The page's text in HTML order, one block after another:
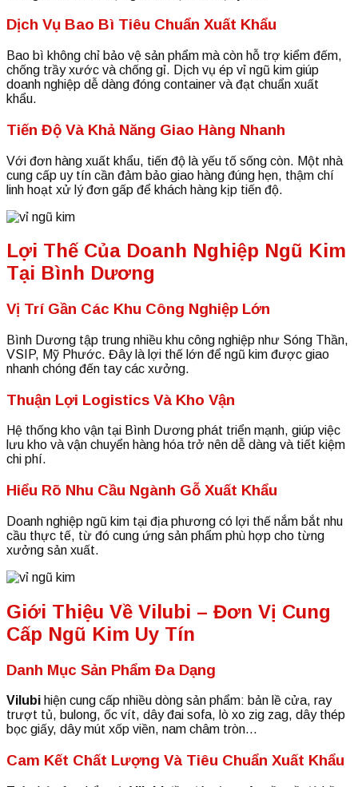
Dịch Vụ Bao Bì Tiêu Chuẩn Xuất Khẩu
Bao bì không chỉ bảo vệ sản phẩm mà còn hỗ trợ kiểm đếm,
chống trầy xước và chống gỉ. Dịch vụ ép vỉ ngũ kim giúp
doanh nghiệp dễ dàng đóng container và đạt chuẩn xuất
khẩu.
Tiến Độ Và Khả Năng Giao Hàng Nhanh
Với đơn hàng xuất khẩu, tiến độ là yếu tố sống còn. Một nhà
cung cấp uy tín cần đảm bảo giao hàng đúng hẹn, thậm chí
linh hoạt xử lý đơn gấp để khách hàng kịp tiến độ.
Lợi Thế Của Doanh Nghiệp Ngũ Kim
Tại Bình Dương
Vị Trí Gần Các Khu Công Nghiệp Lớn
Bình Dương tập trung nhiều khu công nghiệp như Sóng Thần,
VSIP, Mỹ Phước. Đây là lợi thế lớn để ngũ kim được giao
nhanh chóng đến tay các xưởng.
Thuận Lợi Logistics Và Kho Vận
Hệ thống kho vận tại Bình Dương phát triển mạnh, giúp việc
lưu kho và vận chuyển hàng hóa trở nên dễ dàng và tiết kiệm
chi phí.
Hiểu Rõ Nhu Cầu Ngành Gỗ Xuất Khẩu
Doanh nghiệp ngũ kim tại địa phương có lợi thế nắm bắt nhu
cầu thực tế, từ đó cung ứng sản phẩm phù hợp cho từng
xưởng sản xuất.
Giới Thiệu Về Vilubi – Đơn Vị Cung
Cấp Ngũ Kim Uy Tín
Danh Mục Sản Phẩm Đa Dạng
Vilubi hiện cung cấp nhiều dòng sản phẩm: bản lề cửa, ray
trượt tủ, bulong, ốc vít, dây đai sofa, lò xo zig zag, dây thép
bọc giấy, dây mút xốp viền, nam châm tròn…
Cam Kết Chất Lượng Và Tiêu Chuẩn Xuất Khẩu